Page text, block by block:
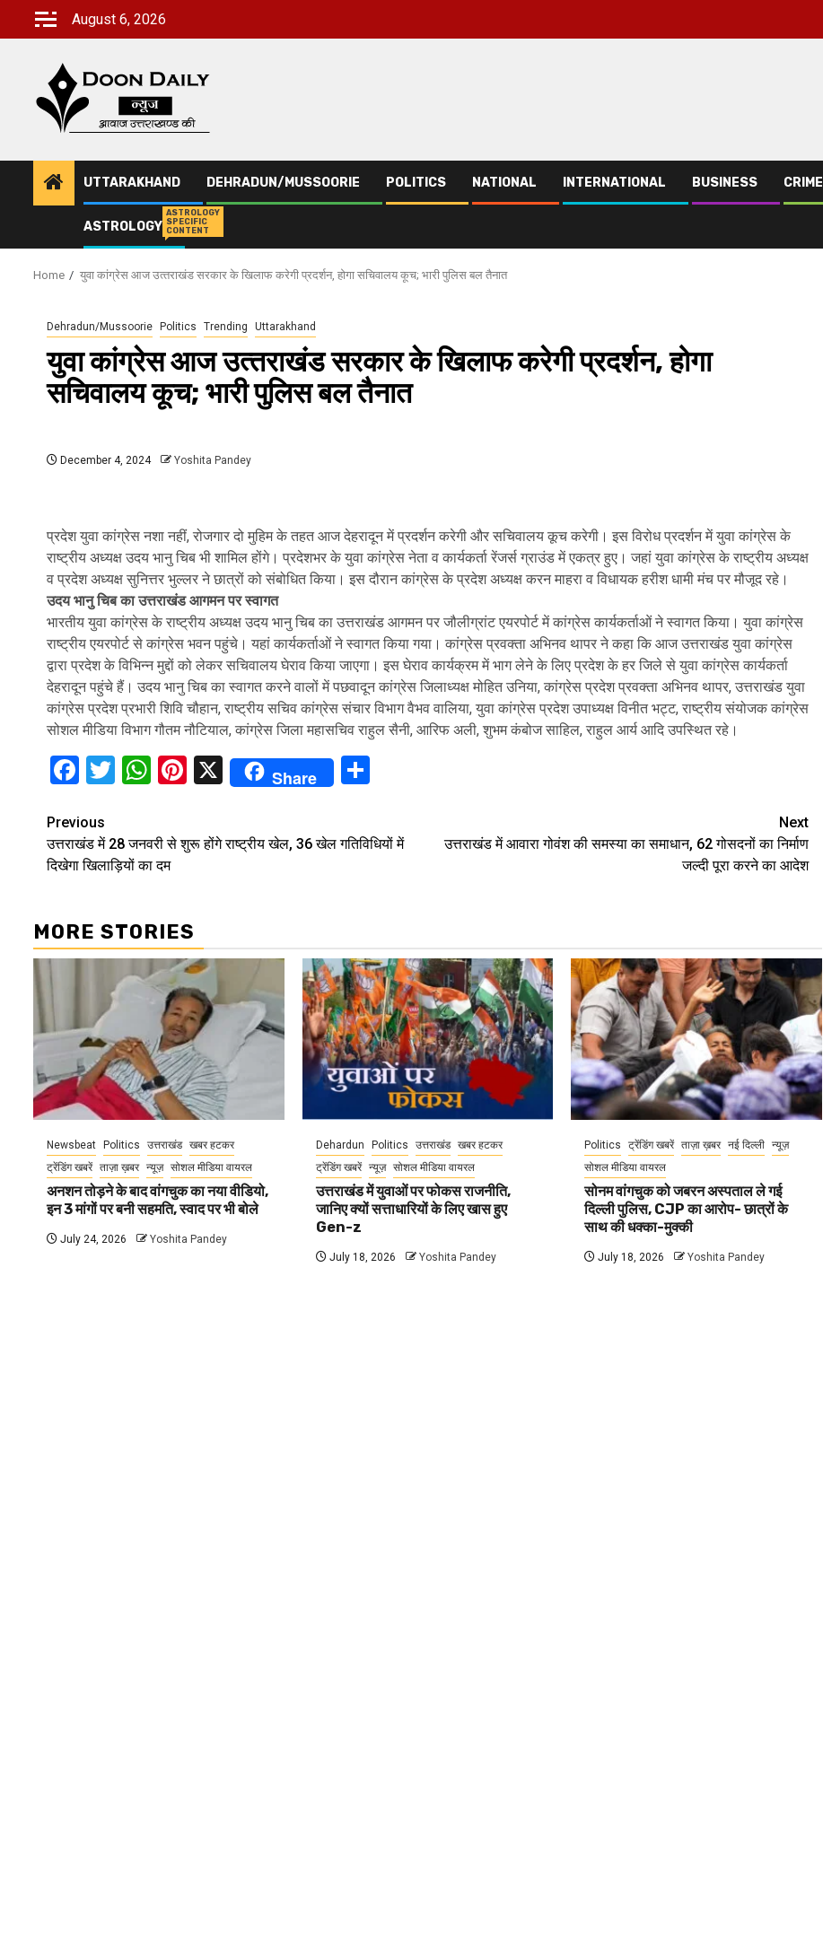
August 6, 2026
UTTARAKHAND DEHRADUN/MUSSOORIE POLITICS NATIONAL INTERNATIONAL BUSINESS CRIME
ASTROLOGY
ASTROLOGY
SPECIFIC
CONTENT
Home युवा कांग्रेस आज उत्‍तराखंड सरकार के खिलाफ करेगी प्रदर्शन, होगा सचिवालय कूच; भारी पुलिस बल तैनात
Dehradun/Mussoorie Politics Trending Uttarakhand
युवा कांग्रेस आज उत्‍तराखंड सरकार के खिलाफ करेगी प्रदर्शन, होगा
सचिवालय कूच; भारी पुलिस बल तैनात
December 4, 2024 Yoshita Pandey
प्रदेश युवा कांग्रेस नशा नहीं, रोजगार दो मुहिम के तहत आज देहरादून में प्रदर्शन करेगी और सचिवालय कूच करेगी। इस विरोध प्रदर्शन में युवा कांग्रेस के
राष्ट्रीय अध्यक्ष उदय भानु चिब भी शामिल होंगे। प्रदेशभर के युवा कांग्रेस नेता व कार्यकर्ता रेंजर्स ग्राउंड में एकत्र हुए। जहां युवा कांग्रेस के राष्ट्रीय अध्यक्ष
व प्रदेश अध्यक्ष सुनित्तर भुल्लर ने छात्रों को संबोधित किया। इस दौरान कांग्रेस के प्रदेश अध्यक्ष करन माहरा व विधायक हरीश धामी मंच पर मौजूद रहे।
उदय भानु चिब का उत्तराखंड आगमन पर स्‍वागत
भारतीय युवा कांग्रेस के राष्ट्रीय अध्यक्ष उदय भानु चिब का उत्तराखंड आगमन पर जौलीग्रांट एयरपोर्ट में कांग्रेस कार्यकर्ताओं ने स्वागत किया। युवा कांग्रेस
राष्ट्रीय एयरपोर्ट से कांग्रेस भवन पहुंचे। यहां कार्यकर्ताओं ने स्वागत किया गया। कांग्रेस प्रवक्ता अभिनव थापर ने कहा कि आज उत्तराखंड युवा कांग्रेस
द्वारा प्रदेश के विभिन्न मुद्दों को लेकर सचिवालय घेराव किया जाएगा। इस घेराव कार्यक्रम में भाग लेने के लिए प्रदेश के हर जिले से युवा कांग्रेस कार्यकर्ता
देहरादून पहुंचे हैं। उदय भानु चिब का स्वागत करने वालों में पछवादून कांग्रेस जिलाध्यक्ष मोहित उनिया, कांग्रेस प्रदेश प्रवक्ता अभिनव थापर, उत्तराखंड युवा
कांग्रेस प्रदेश प्रभारी शिवि चौहान, राष्ट्रीय सचिव कांग्रेस संचार विभाग वैभव वालिया, युवा कांग्रेस प्रदेश उपाध्यक्ष विनीत भट्ट, राष्ट्रीय संयोजक कांग्रेस
सोशल मीडिया विभाग गौतम नौटियाल, कांग्रेस जिला महासचिव राहुल सैनी, आरिफ अली, शुभम कंबोज साहिल, राहुल आर्य आदि उपस्थित रहे।
Facebook
Twitter
WhatsApp
Pinterest
X Share
Continue
Reading
Previous
उत्तराखंड में 28 जनवरी से शुरू होंगे राष्ट्रीय खेल, 36 खेल गतिविधियों में
दिखेगा खिलाड़ियों का दम
Next
उत्तराखंड में आवारा गोवंश की समस्या का समाधान, 62 गोसदनों का निर्माण
जल्दी पूरा करने का आदेश
MORE STORIES
Newsbeat Politics उत्तराखंड खबर हटकर
ट्रेंडिंग खबरें ताज़ा ख़बर न्यूज़ सोशल मीडिया वायरल
अनशन तोड़ने के बाद वांगचुक का नया वीडियो,
इन 3 मांगों पर बनी सहमति, स्वाद पर भी बोले
July 24, 2026 Yoshita Pandey
Dehardun Politics उत्तराखंड खबर हटकर
ट्रेंडिंग खबरें न्यूज़ सोशल मीडिया वायरल
उत्तराखंड में युवाओं पर फोकस राजनीति,
जानिए क्यों सत्ताधारियों के लिए खास हुए
Gen-z
July 18, 2026 Yoshita Pandey
Politics ट्रेंडिंग खबरें ताज़ा ख़बर नई दिल्ली न्यूज़
सोशल मीडिया वायरल
सोनम वांगचुक को जबरन अस्पताल ले गई
दिल्ली पुलिस, CJP का आरोप- छात्रों के
साथ की धक्का-मुक्की
July 18, 2026 Yoshita Pandey